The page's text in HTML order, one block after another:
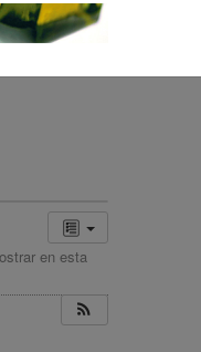
en esta